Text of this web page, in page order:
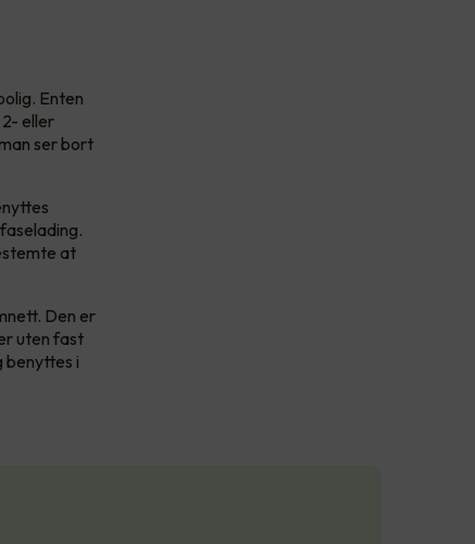
Enten
eller
ser bort
at
Den er
uten fast
benyttes i